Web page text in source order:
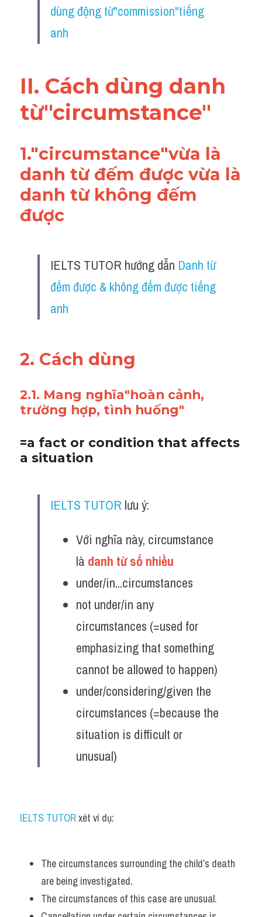
dùng động từ"commission"tiếng
anh
II. Cách dùng danh
từ"circumstance"
1."circumstance"vừa là
danh từ đếm được vừa là
danh từ không đếm
được
IELTS TUTOR hướng dẫn Danh từ
đếm được & không đếm được tiếng
anh
2. Cách dùng
2.1. Mang nghĩa"hoàn cảnh,
trường hợp, tình huống"
=a fact or condition that affects
a situation
IELTS TUTOR lưu ý:
Với nghĩa này, circumstance
là danh từ số nhiều
under/in...circumstances
not under/in any
circumstances (=used for
emphasizing that something
cannot be allowed to happen)
under/considering/given the
circumstances (=because the
situation is difficult or
unusual)
IELTS TUTOR xét ví dụ:
The circumstances surrounding the child’s death
are being investigated.
The circumstances of this case are unusual.